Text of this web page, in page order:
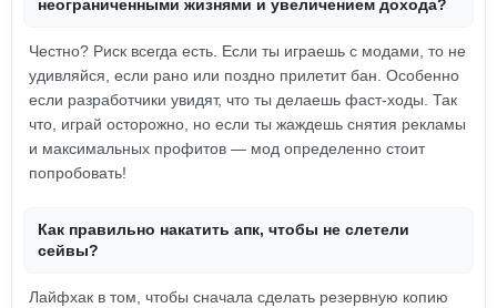
неограниченными жизнями и увеличением дохода?
Честно? Риск всегда есть. Если ты играешь с модами, то не
удивляйся, если рано или поздно прилетит бан. Особенно
если разработчики увидят, что ты делаешь фаст-ходы. Так
что, играй осторожно, но если ты жаждешь снятия рекламы
и максимальных профитов — мод определенно стоит
попробовать!
Как правильно накатить апк, чтобы не слетели
сейвы?
Лайфхак в том, чтобы сначала сделать резервную копию